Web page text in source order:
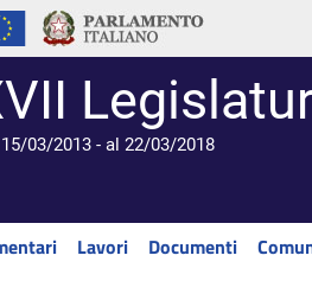
03/2013 - al 22/03/2018
Lavori Documenti